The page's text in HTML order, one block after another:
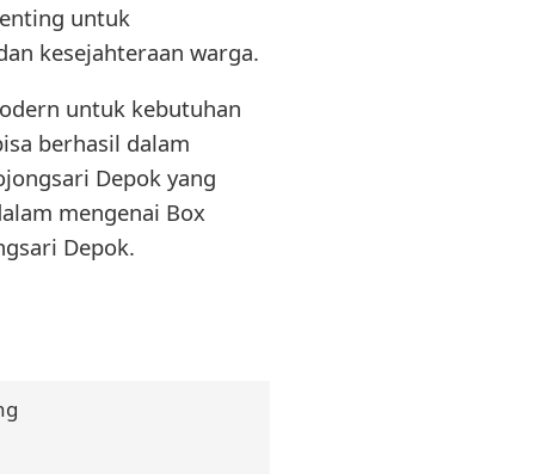
untuk
kesejahteraan warga.
untuk kebutuhan
berhasil dalam
Depok yang
mengenai Box
Depok.